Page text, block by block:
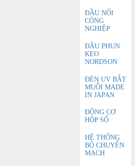
ĐẦU NỐI
CÔNG
NGHIỆP
ĐẦU PHUN
KEO
NORDSON
ĐÈN UV BẮT
MUỖI MADE
IN JAPAN
ĐỘNG CƠ
HỘP SỐ
HỆ THỐNG
BỘ CHUYỂN
MẠCH